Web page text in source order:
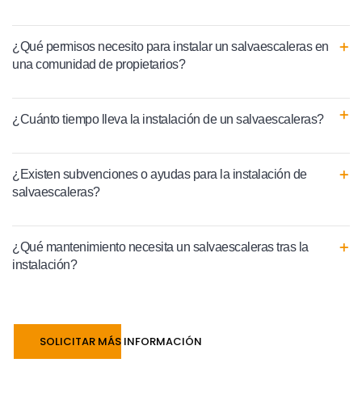
¿Qué permisos necesito para instalar un salvaescaleras en
una comunidad de propietarios?
¿Cuánto tiempo lleva la instalación de un salvaescaleras?
¿Existen subvenciones o ayudas para la instalación de
salvaescaleras?
¿Qué mantenimiento necesita un salvaescaleras tras la
instalación?
SOLICITAR MÁS INFORMACIÓN